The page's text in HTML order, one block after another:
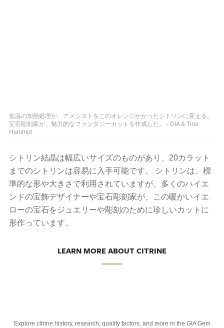
低温の加熱処理が、アメシストをこのオレンジがかったシトリンに変える。
宝石彫刻家が、魅力的なファンタジーカットを作成した。 - GIA & Tino
Hammid
シトリン結晶は幅広いサイズのものがあり、20カラット
までのシトリンは容易に入手可能です。 シトリンは、標
準的な形や大きさで利用されていますが、多くのハイエ
ンドの宝飾デザイナーや宝石彫刻家が、この暖かいイエ
ローの宝石をジュエリーや彫刻のために珍しいカットに
形作っています。
LEARN MORE ABOUT CITRINE
Explore citrine history, research, quality factors, and more in the GIA Gem